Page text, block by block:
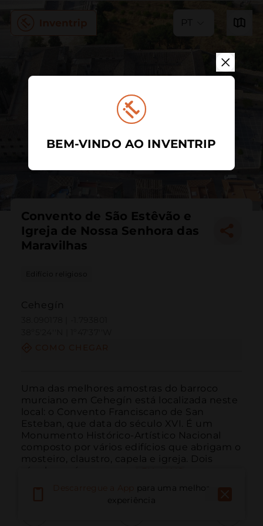
PT
Convento de São Estêvão e
Igreja de Nossa Senhora das
Maravilhas
Edifício religioso
Cehegín
Uma das melhores amostras do barroco
murciano em Cehegín está localizada neste
local: o Convento Franciscano de San
Esteban, que data do século XVI. É um
Monumento Histórico-Artístico Nacional
composto por vários edifícios que abrigam o
mosteiro, claustro, capela e igreja. Dois
para uma melhor
experiência
BEM-VINDO AO INVENTRIP